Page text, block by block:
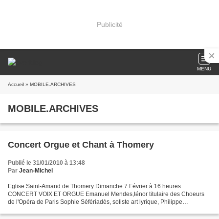
Publicité
MENU
Accueil » MOBILE.ARCHIVES
MOBILE.ARCHIVES
Concert Orgue et Chant à Thomery
Publié le 31/01/2010 à 13:48
Par Jean-Michel
Eglise Saint-Amand de Thomery Dimanche 7 Février à 16 heures
CONCERT VOIX ET ORGUE Emanuel Mendes,ténor titulaire des Choeurs
de l'Opéra de Paris Sophie Séfériadès, soliste art lyrique, Philippe